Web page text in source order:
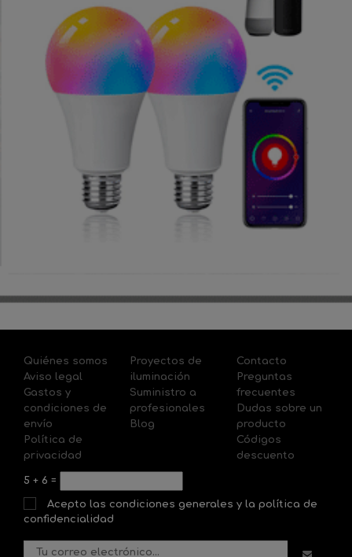
Quiénes somos
Aviso legal
Gastos y
condiciones de
envío
Política de
privacidad
Proyectos de
iluminación
Suministro a
profesionales
Blog
Contacto
Preguntas
frecuentes
Dudas sobre un
producto
Códigos
descuento
5 + 6 =
Acepto las condiciones generales y la política de
confidencialidad